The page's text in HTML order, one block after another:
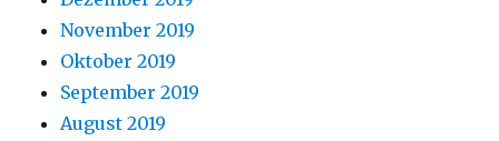
November 2019
Oktober 2019
September 2019
August 2019